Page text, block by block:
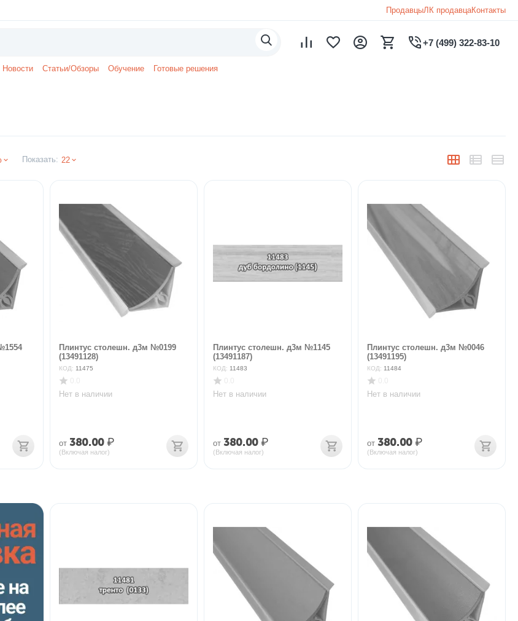
ПродавцыЛК продавцаКонтакты
+7 (499) 322-83-10
Новости Статьи/Обзоры Обучение Готовые решения
Показать: 22
Плинтус столешн. д3м №0199
(13491128)
КОД: 11475
Нет в наличии
от 380.00₽
(Включая налог)
Плинтус столешн. д3м №1145
(13491187)
КОД: 11483
Нет в наличии
от 380.00₽
(Включая налог)
Плинтус столешн. д3м №0046
(13491195)
КОД: 11484
Нет в наличии
от 380.00₽
(Включая налог)